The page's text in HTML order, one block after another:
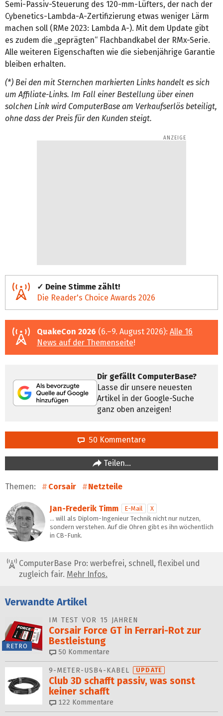
Semi-Passiv-Steuerung des 120-mm-Lüfters, der nach der
Cybenetics-Lambda-A-Zertifizierung etwas weniger Lärm
machen soll (RMe 2023: Lambda A-). Mit dem Update gibt
es zudem die „geprägten“ Flachbandkabel der RMx-Serie.
Alle weiteren Eigenschaften wie die siebenjährige Garantie
bleiben erhalten.
(*) Bei den mit Sternchen markierten Links handelt es sich
um Affiliate-Links. Im Fall einer Bestellung über einen
solchen Link wird ComputerBase am Verkaufserlös beteiligt,
ohne dass der Preis für den Kunden steigt.
✓ Deine Stimme zählt!
Die Reader's Choice Awards 2026
QuakeCon 2026 (6.–9. August 2026): Alle 16
News auf der Themenseite!
Dir gefällt ComputerBase?
Lasse dir unsere neuesten
Artikel in der Google-Suche
ganz oben anzeigen!
50 Kommentare
Teilen…
Themen: Corsair Netzteile
Jan-Frederik Timm E-Mail
X
… will als Diplom-Ingenieur Technik nicht nur nutzen,
sondern verstehen. Auf die Ohren gibt es ihn wöchentlich
in CB-Funk.
ComputerBase Pro: werbefrei, schnell, flexibel und
zugleich fair. Mehr Infos.
Verwandte Artikel
RETRO
IM TEST VOR 15 JAHREN
Corsair Force GT in Ferrari-Rot zur
Bestleistung
50 Kommentare
9-METER-USB4-KABEL UPDATE
Club 3D schafft passiv, was sonst
keiner schafft
122 Kommentare